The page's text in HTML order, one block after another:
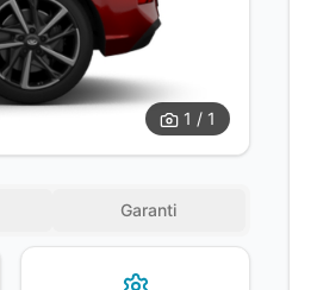
1 / 1
Garanti